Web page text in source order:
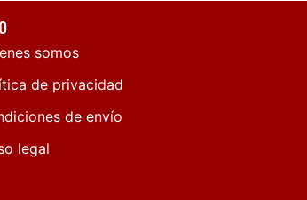
somos
de privacidad
de envío
legal